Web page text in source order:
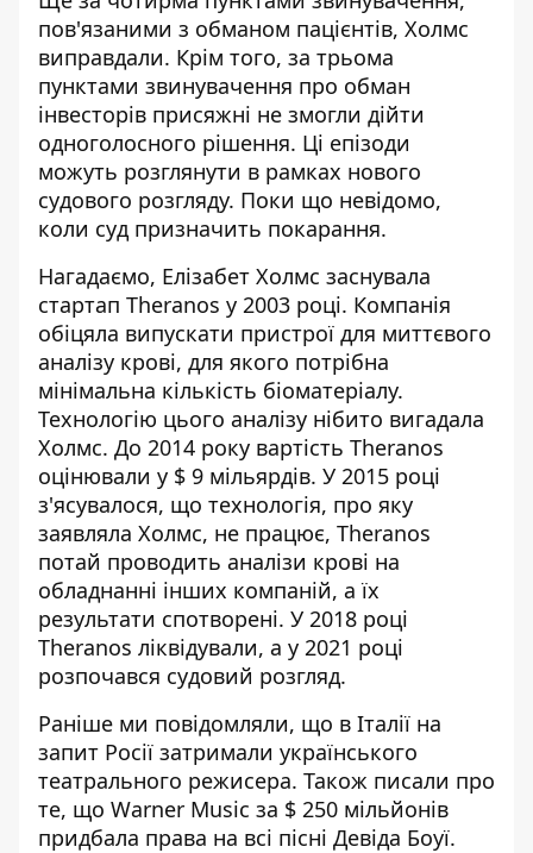
пов'язаними з обманом пацієнтів, Холмс
виправдали. Крім того, за трьома
пунктами звинувачення про обман
інвесторів присяжні не змогли дійти
одноголосного рішення. Ці епізоди
можуть розглянути в рамках нового
судового розгляду. Поки що невідомо,
коли суд призначить покарання.
Нагадаємо, Елізабет Холмс заснувала
стартап Theranos у 2003 році. Компанія
обіцяла випускати пристрої для миттєвого
аналізу крові, для якого потрібна
мінімальна кількість біоматеріалу.
Технологію цього аналізу нібито вигадала
Холмс. До 2014 року вартість Theranos
оцінювали у $ 9 мільярдів. У 2015 році
з'ясувалося, що технологія, про яку
заявляла Холмс, не працює, Theranos
потай проводить аналізи крові на
обладнанні інших компаній, а їх
результати спотворені. У 2018 році
Theranos ліквідували, а у 2021 році
розпочався судовий розгляд.
Раніше ми повідомляли, що в Італії на
запит Росії затримали українського
театрального режисера. Також писали про
те, що Warner Music за $ 250 мільйонів
придбала права на всі пісні Девіда Боуї.